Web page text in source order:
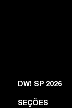
DW! SP 2026
SEÇÕES